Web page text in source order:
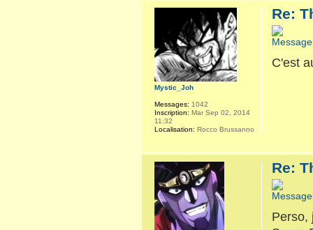
Re:
C'est
Mystic_Joh
Messages: 1042
Inscription: Mar Sep 02, 2014
11:32
Localisation: Rocco Brussanno
Re:
Perso,